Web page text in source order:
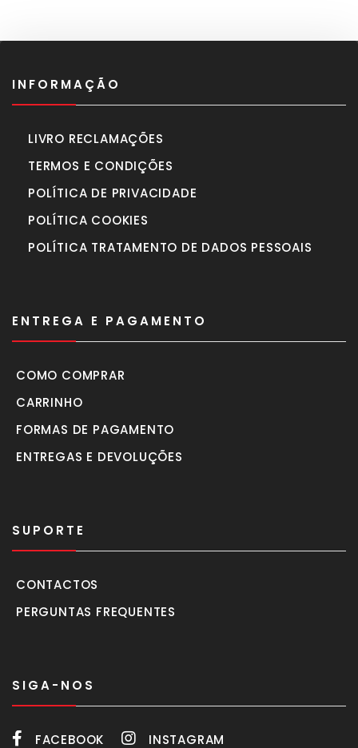
INFORMAÇÃO
LIVRO RECLAMAÇÕES
TERMOS E CONDIÇÕES
POLÍTICA DE PRIVACIDADE
POLÍTICA COOKIES
POLÍTICA TRATAMENTO DE DADOS PESSOAIS
ENTREGA E PAGAMENTO
COMO COMPRAR
CARRINHO
FORMAS DE PAGAMENTO
ENTREGAS E DEVOLUÇÕES
SUPORTE
CONTACTOS
PERGUNTAS FREQUENTES
SIGA-NOS
FACEBOOK INSTAGRAM